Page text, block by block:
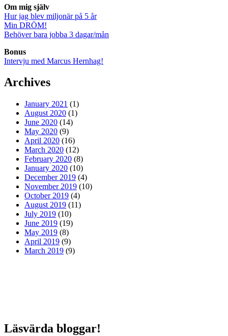
Om mig själv
Hur jag blev miljonär på 5 år
Min DRÖM!
Behöver bara jobba 3 dagar/mån
Bonus
Intervju med Marcus Hernhag!
Archives
January 2021 (1)
August 2020 (1)
June 2020 (14)
May 2020 (9)
April 2020 (16)
March 2020 (12)
February 2020 (8)
January 2020 (10)
December 2019 (4)
November 2019 (10)
October 2019 (4)
August 2019 (11)
July 2019 (10)
June 2019 (19)
May 2019 (8)
April 2019 (9)
March 2019 (9)
Läsvärda bloggar!